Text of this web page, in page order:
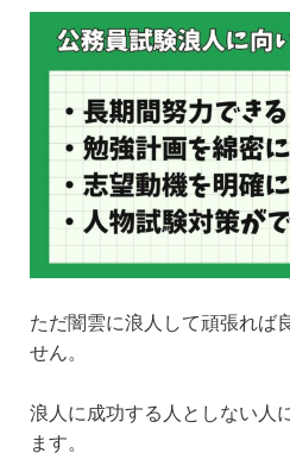
ただ闇雲に浪人して頑張れば
せん。
浪人に成功する人としない人
ます。